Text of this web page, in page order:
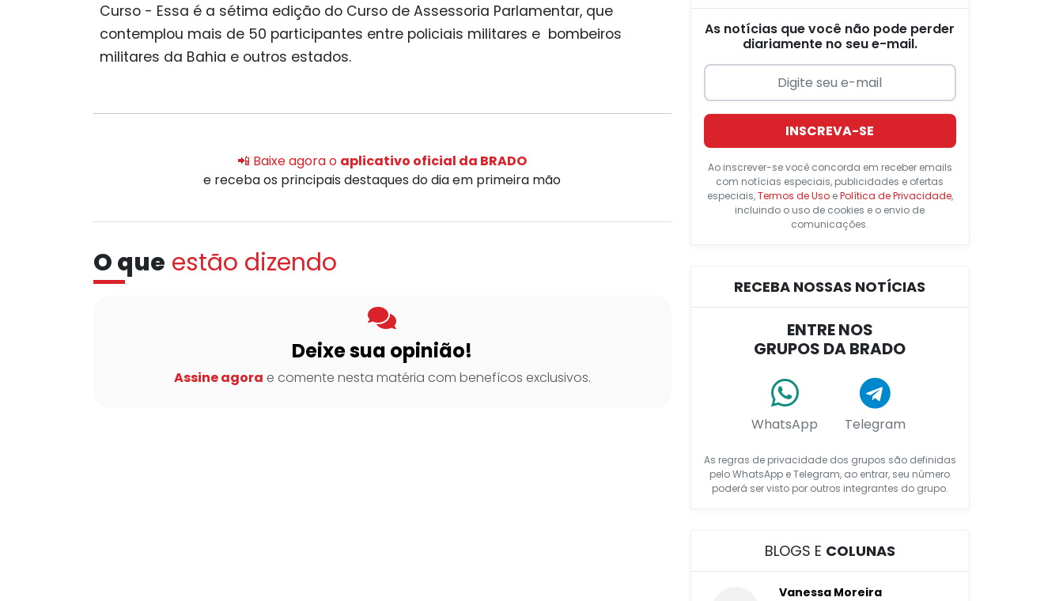
Curso - Essa é a sétima edição do Curso de Assessoria Parlamentar, que
contemplou mais de 50 participantes entre policiais militares e bombeiros
militares da Bahia e outros estados.
📲 Baixe agora o aplicativo oficial da BRADO
e receba os principais destaques do dia em primeira mão
O que estão dizendo
Deixe sua opinião!
Assine agora e comente nesta matéria com benefícos exclusivos.
As notícias que você não pode perder
diariamente no seu e-mail.
INSCREVA-SE
Ao inscrever-se você concorda em receber emails
com notícias especiais, publicidades e ofertas
especiais,Termos de UsoePolítica de Privacidade,
incluindo o uso de cookies e o envio de
comunicações.
RECEBA NOSSAS NOTÍCIAS
ENTRE NOS
GRUPOS DA BRADO
WhatsApp Telegram
As regras de privacidade dos grupos são definidas
pelo WhatsApp e Telegram, ao entrar, seu número
poderá ser visto por outros integrantes do grupo.
BLOGS E COLUNAS
Vanessa Moreira